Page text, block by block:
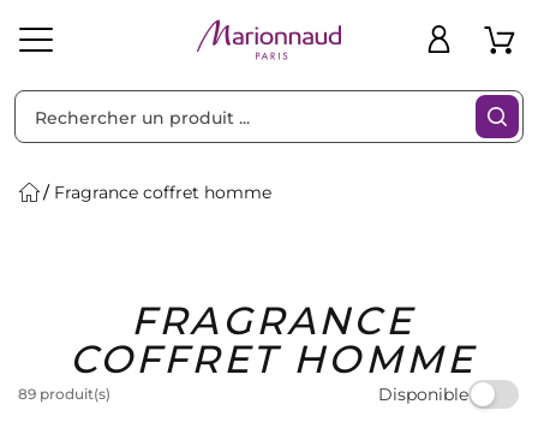
Homme Marques Idées
Cadeaux
Bons
Plans
Fragrance coffret homme
FRAGRANCE
COFFRET HOMME
89 produit(s) Disponible
Filtres